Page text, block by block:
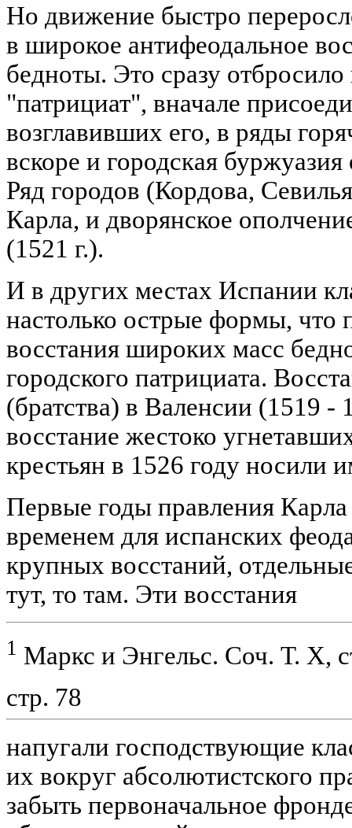
Но движение быстро
в широкое антифеодальное
бедноты. Это сразу отбросило
"патрициат", вначале
возглавивших его, в ряды
вскоре и городская
Ряд городов (Кордова,
Карла, и дворянское
(1521 г.).
И в других местах Испании
настолько острые формы, что
восстания широких масс
городского патрициата.
(братства) в Валенсии (1519 -
восстание жестоко
крестьян в 1526 году носили
Первые годы правления
временем для испанских
крупных восстаний,
тут, то там. Эти восстания
1 Маркс и Энгельс. Соч. Т. X,
стр. 78
напугали господствующие
их вокруг абсолютистского
забыть первоначальное